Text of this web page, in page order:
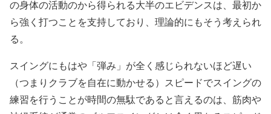
の身体の活動のから得られる大半のエビデンスは、最初か
ら強く打つことを支持しており、理論的にもそう考えられ
る。
スイングにもはや「弾み」が全く感じられないほど遅い
（つまりクラブを自在に動かせる）スピードでスイングの
練習を行うことが時間の無駄であると言えるのは、筋肉や